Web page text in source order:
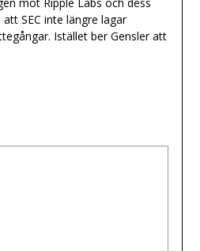
SEC inte längre lagar
Istället ber Gensler att